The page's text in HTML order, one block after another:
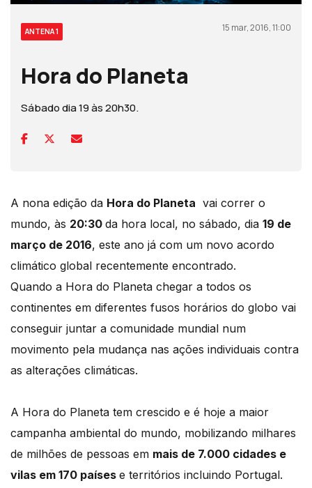
ANTENA 1 15 mar, 2016, 11:00
Hora do Planeta
Sábado dia 19 às 20h30.
A nona edição da Hora do Planeta vai correr o
mundo, às 20:30 da hora local, no sábado, dia 19 de
março de 2016, este ano já com um novo acordo
climático global recentemente encontrado.
Quando a Hora do Planeta chegar a todos os
continentes em diferentes fusos horários do globo vai
conseguir juntar a comunidade mundial num
movimento pela mudança nas ações individuais contra
as alterações climáticas.
A Hora do Planeta tem crescido e é hoje a maior
campanha ambiental do mundo, mobilizando milhares
de milhões de pessoas em mais de 7.000 cidades e
vilas em 170 países e territórios incluindo Portugal.